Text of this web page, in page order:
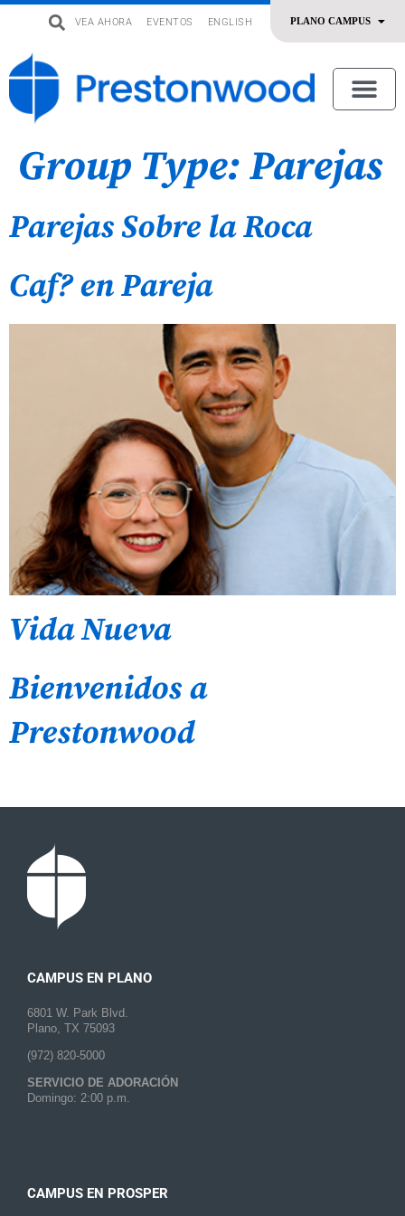
VEA AHORA EVENTOS ENGLISH
Group Type:Parejas
Parejas Sobre la Roca
Caf? en Pareja
Vida Nueva
Bienvenidos a
Prestonwood
CAMPUS EN PLANO
6801 W. Park Blvd.
Plano, TX 75093
(972) 820-5000
SERVICIO DE ADORACIÓN
Domingo: 2:00 p.m.
CAMPUS EN PROSPER